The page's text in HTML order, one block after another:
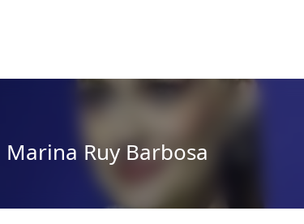
Marina Ruy Barbosa